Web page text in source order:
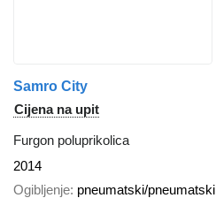
Samro City
Cijena na upit
Furgon poluprikolica
2014
Ogibljenje pneumatski/pneumatski